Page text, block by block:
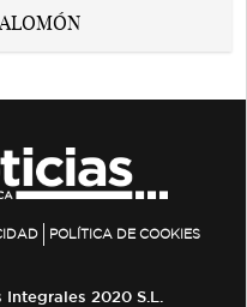
POLÍTICA DE COOKIES
2020 S.L.